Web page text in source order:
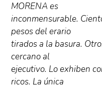
MORENA es
inconmensurable.
pesos del erario
tirados a la basura.
cercano al
ejecutivo. Lo exhiben
ricos. La única